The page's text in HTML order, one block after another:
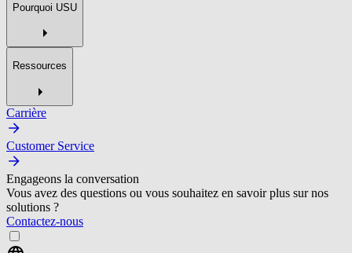
Pourquoi USU
Ressources
Carrière
Customer Service
Engageons la conversation
Vous avez des questions ou vous souhaitez en savoir plus sur nos
solutions ?
Contactez-nous